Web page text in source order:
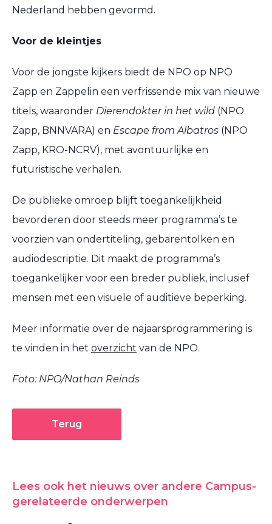
Nederland hebben gevormd.
Voor de kleintjes
Voor de jongste kijkers biedt de NPO op NPO
Zapp en Zappelin een verfrissende mix van nieuwe
titels, waaronder Dierendokter in het wild (NPO
Zapp, BNNVARA) en Escape from Albatros (NPO
Zapp, KRO-NCRV), met avontuurlijke en
futuristische verhalen.
De publieke omroep blijft toegankelijkheid
bevorderen door steeds meer programma’s te
voorzien van ondertiteling, gebarentolken en
audiodescriptie. Dit maakt de programma’s
toegankelijker voor een breder publiek, inclusief
mensen met een visuele of auditieve beperking.
Meer informatie over de najaarsprogrammering is
te vinden in het overzicht van de NPO.
Foto: NPO/Nathan Reinds
Terug
Lees ook het nieuws over andere Campus-
gerelateerde onderwerpen